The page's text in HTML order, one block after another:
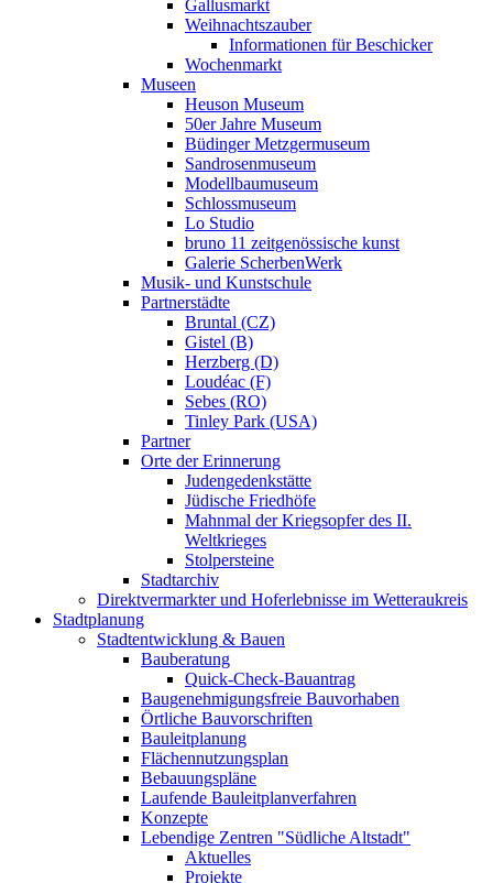
Gallusmarkt
Weihnachtszauber
Informationen für Beschicker
Wochenmarkt
Museen
Heuson Museum
50er Jahre Museum
Büdinger Metzgermuseum
Sandrosenmuseum
Modellbaumuseum
Schlossmuseum
Lo Studio
bruno 11 zeitgenössische kunst
Galerie ScherbenWerk
Musik- und Kunstschule
Partnerstädte
Bruntal (CZ)
Gistel (B)
Herzberg (D)
Loudéac (F)
Sebes (RO)
Tinley Park (USA)
Partner
Orte der Erinnerung
Judengedenkstätte
Jüdische Friedhöfe
Mahnmal der Kriegsopfer des II.
Weltkrieges
Stolpersteine
Stadtarchiv
Direktvermarkter und Hoferlebnisse im Wetteraukreis
Stadtplanung
Stadtentwicklung & Bauen
Bauberatung
Quick-Check-Bauantrag
Baugenehmigungsfreie Bauvorhaben
Örtliche Bauvorschriften
Bauleitplanung
Flächennutzungsplan
Bebauungspläne
Laufende Bauleitplanverfahren
Konzepte
Lebendige Zentren "Südliche Altstadt"
Aktuelles
Projekte